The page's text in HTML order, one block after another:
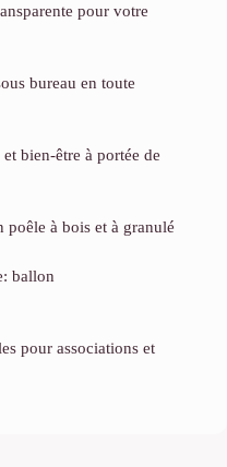
pour votre
bureau en toute
bien-être à portée de
à bois et à granulé
ballon
pour associations et